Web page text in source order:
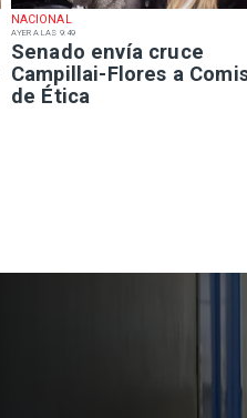
NACIONAL
AYER A LAS 9:49
Senado envía cruce
Campillai-Flores a
de Ética